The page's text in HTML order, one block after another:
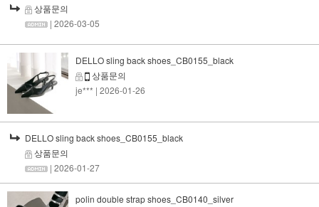
상품문의
| 2026-03-05
DELLO sling back shoes_CB0155_black
상품문의
je*** | 2026-01-26
DELLO sling back shoes_CB0155_black
상품문의
| 2026-01-27
polin double strap shoes_CB0140_silver